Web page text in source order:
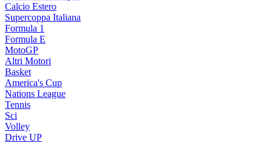
Calcio Estero
Supercoppa Italiana
Formula 1
Formula E
MotoGP
Altri Motori
Basket
America's Cup
Nations League
Tennis
Sci
Volley
Drive UP